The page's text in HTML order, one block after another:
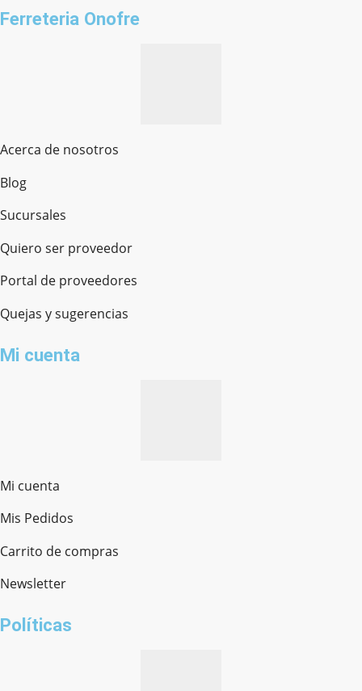
Ferreteria Onofre
Acerca de nosotros
Blog
Sucursales
Quiero ser proveedor
Portal de proveedores
Quejas y sugerencias
Mi cuenta
Mi cuenta
Mis Pedidos
Carrito de compras
Newsletter
Políticas